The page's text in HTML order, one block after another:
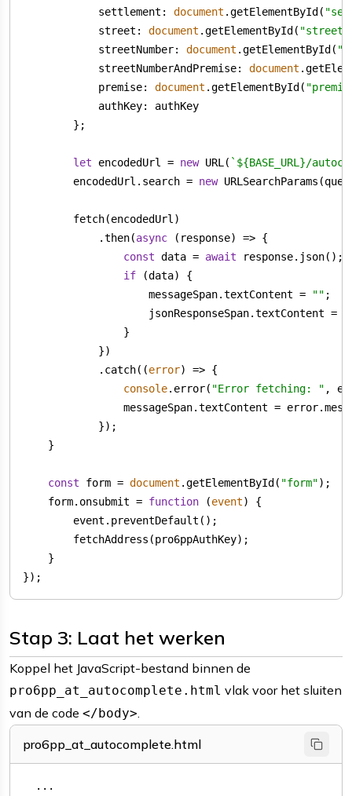
settlement : document .getElementById(
street : document .getElementById( "street"
streetNumber: document .getElementById(
streetNumberAndPremise: document
premise: document .getElementById(
authKey
let encodedUrl = new URL( ` ${BASE_URL}/
        encodedUrl.search =
new
            .then(
async
const data = await
if
                    messageSpan.textContent =
""
                    jsonResponseSpan.textContent =
            .catch(
(error) =>
console.error( "Error fetching: "
const form = document .getElementById( "form"
    form.onsubmit =
function (event)
});
Stap 3: Laat het werken
Koppel het JavaScript-bestand binnen de
pro6pp_at_autocomplete.html vlak voor het sluiten
van de code </body>
pro6pp_at_autocomplete.html